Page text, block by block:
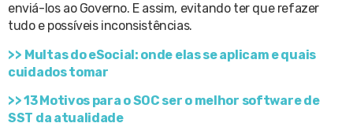
enviá-los ao Governo. E assim, evitando ter que refazer
tudo e possíveis inconsistências.
>> Multas do eSocial: onde elas se aplicam e quais
cuidados tomar
>> 13 Motivos para o SOC ser o melhor software de
SST da atualidade